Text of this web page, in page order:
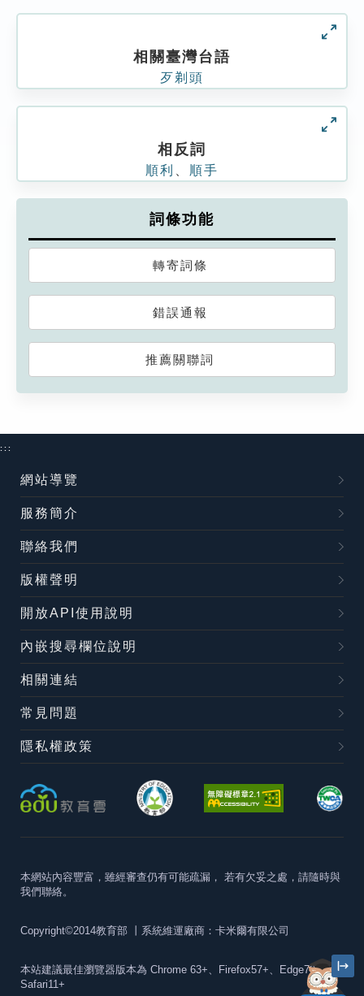
相關臺灣台語
歹剃頭
相反詞
順利 順手
詞條功能
轉寄詞條
錯誤通報
推薦關聯詞
:::
網站導覽
服務簡介
聯絡我們
版權聲明
開放API使用說明
內嵌搜尋欄位說明
相關連結
常見問題
隱私權政策
本網站內容豐富，雖經審查仍有可能疏漏， 若有欠妥之處，請隨時與
我們聯絡。
Copyright©2014教育部 丨系統維運廠商：卡米爾有限公司
本站建議最佳瀏覽器版本為 Chrome 63+、Firefox57+、Edge79+及
Safari11+